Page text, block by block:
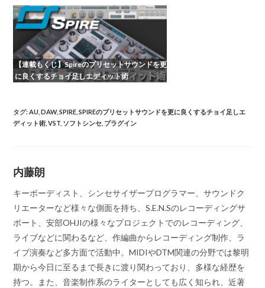
【連載もくじ】Spireのプリセットサウンドを更
に良くするチョイ足しエディット術
タグ:AU DAW, SPIRE SPIREのプリセットサウンドを更に良くするチョイ足しエ
ディット術 VST ソフトシンセ プラグイン
内藤朗
キーボーディスト、シンセサイザープログラマー、サウンドク
リエーターなど様々な側面を持ち、S.E.N.Sのレコーディングサ
ポート、安部OHJIの様々なプロジェクトでのレコーディング、
ライブなどに関わるなど、作編曲からレコーディング制作、ラ
イブ演奏など多方面で活動中。MIDIやDTM関連の分野では黎明
期から今日に至るまで長きに渡り関わっており、多様な経歴を
持つ。また、音楽制作系のライターとしても広く知られ、近著